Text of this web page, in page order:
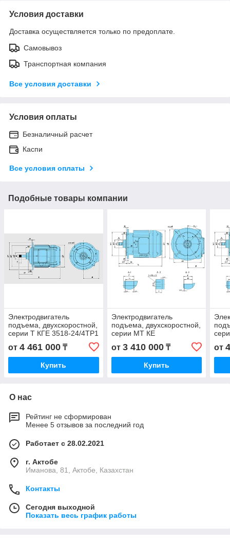
Условия доставки
Доставка осуществляется только по предоплате.
Самовывоз
Транспортная компания
Все условия доставки
Условия оплаты
Безналичный расчет
Каспи
Все условия оплаты
Подобные товары компании
Электродвигатель
подъема, двухскоростной,
серии T КГЕ 3518-24/4ТР1
KGE 3518-24/4TP1 КГ
3518-24/4 ТР1 KG
от 4 461 000 ₸
Купить
Электродвигатель
подъема, двухскоростной,
серии MT КЕ
3517А24/4ТР1 KE
3517A24/4TP1 К
3517А24/4ТР1 K
от 3 410 000₸
Купить
K
от
О нас
Рейтинг не сформирован
Менее 5 отзывов за последний год
Работает с 28.02.2021
г. Актобе
Иманова, 81, Актобе, Казахстан
Контакты
Сегодня выходной
Показать весь график работы